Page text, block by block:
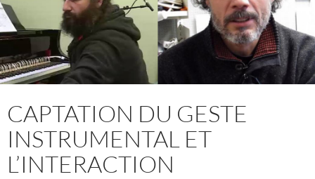
CAPTATION DU GESTE
INSTRUMENTAL ET
L’INTERACTION